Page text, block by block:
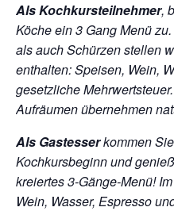
Als Kochkursteilnehmer,
Köche ein 3 Gang Menü
als auch Schürzen stellen
enthalten: Speisen, Wein,
gesetzliche
Aufräumen übernehmen
Als Gastesserkommen
Kochkursbeginn und
kreiertes 3-Gänge-Menü!
Wein, Wasser, Espresso